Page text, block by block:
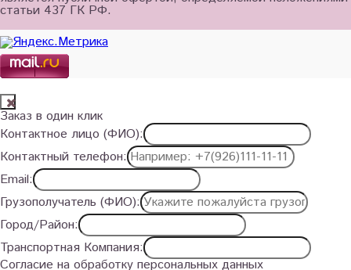
статьи 437 ГК РФ.
Заказ в один клик
Контактное лицо (ФИО):
Контактный телефон:
Email:
Грузополучатель (ФИО):
Город/Район:
Транспортная Компания:
Согласие на обработку персональных данных